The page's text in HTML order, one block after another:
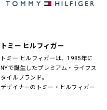
（CottonHouse Aya）、バスコ
ィウミ（MidiUmi）、エトレリー
（etre relie）、ノンブルアンペール
（NOMBRE IMPAIR）、フィルデフェ
ール（FIL DE FER）、秋霞堂（シュ
ウカドウ）、アントゲージ
トミー ヒルフィガー
トミー ヒルフィガーは、1985年に
NYで誕生したプレミアム・ライフス
タイルブランド。
デザイナーのトミー・ヒルフィガー